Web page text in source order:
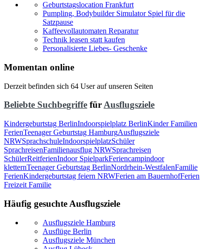
Geburtstagslocation Frankfurt
Pumpling, Bodybuilder Simulator Spiel für die
Satzpause
Kaffeevollautomaten Reparatur
Technik leasen statt kaufen
Personalisierte Liebes- Geschenke
Momentan online
Derzeit befinden sich 64 User auf unseren Seiten
Beliebte Suchbegriffe fürAusflugsziele
Kindergeburtstag BerlinIndoorspielplatz BerlinKinder Familien
FerienTeenager Geburtstag HamburgAusflugsziele
NRWSprachschuleIndoorspielplatzSchüler
SprachreisenFamilienausflug NRWSprachreisen
SchülerReitferienIndoor SpielparkFeriencampindoor
kletternTeenager Geburtstag BerlinNordrhein-WestfalenFamilie
FerienKindergeburtstag feiern NRWFerien am BauernhofFerien
Freizeit Familie
Häufig gesuchte Ausflugsziele
Ausflugsziele Hamburg
Ausflüge Berlin
Ausflugsziele München